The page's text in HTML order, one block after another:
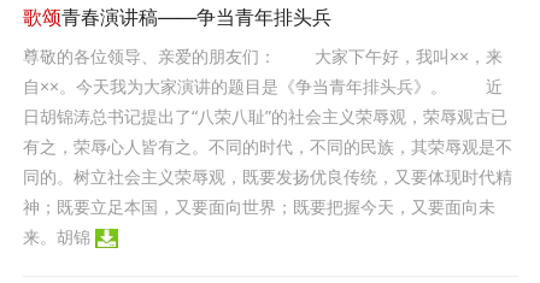
歌颂青春演讲稿——争当青年排头兵
尊敬的各位领导、亲爱的朋友们： 大家下午好，我叫××，来
自××。今天我为大家演讲的题目是《争当青年排头兵》。 近
日胡锦涛总书记提出了“八荣八耻”的社会主义荣辱观，荣辱观古已
有之，荣辱心人皆有之。不同的时代，不同的民族，其荣辱观是不
同的。树立社会主义荣辱观，既要发扬优良传统，又要体现时代精
神；既要立足本国，又要面向世界；既要把握今天，又要面向未
来。胡锦